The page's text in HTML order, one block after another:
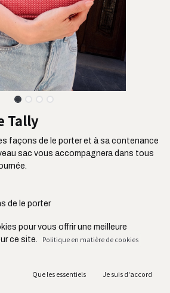
Tally
façons de le porter et à sa contenance
sac vous accompagnera dans tous
de le porter
et décontracté
zippées et sa poche intérieure
jusqu'à 86 cm
pour vous offrir une meilleure
ce site.
Politique en matière de cookies
Que les essentiels Je suis d'accord